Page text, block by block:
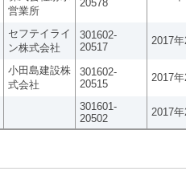
営業所
20578
セフテイライ
ン株式会社
301602-
20517
2017
小田島建設株
式会社
301602-
20515
2017
301601-
20502
2017